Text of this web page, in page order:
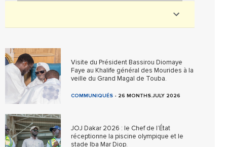
Visite du Président Bassirou Diomaye
Faye au Khalife général des Mourides à la
veille du Grand Magal de Touba.
COMMUNIQUÉS - 26 MONTHS.JULY 2026
JOJ Dakar 2026 : le Chef de l’État
réceptionne la piscine olympique et le
stade Iba Mar Diop.